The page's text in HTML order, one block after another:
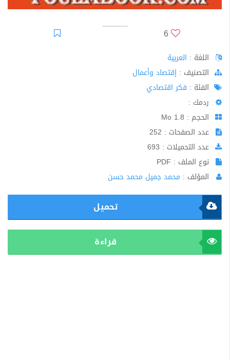
6
اللغة : العربية
اﻟﺘﺼﻨﻴﻒ : إقتصاد وأعمال
الفئة : فكر اقتصادي
ردمك :
الحجم : 1.8 Mo
عدد الصفحات : 252
عدد التحميلات : 693
نوع الملف : PDF
المؤلف : محمد جميل محمد حسن
تحميل
قراءة